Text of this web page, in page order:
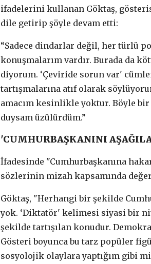
ifadelerini kullanan Göktaş,
dile getirip şöyle devam etti:
“Sadece dindarlar değil, her türlü
konuşmalarım vardır. Burada da
diyorum. ‘Çeviride sorun var'
tartışmalarına atıf olarak
amacım kesinlikle yoktur. Böyle
duysam üzülürdüm.”
'CUMHURBAŞKANINI
İfadesinde "Cumhurbaşkanına
sözlerinin mizah kapsamında
Göktaş, "Herhangi bir şekilde
yok. ‘Diktatör' kelimesi siyasi bir
şekilde tartışılan konudur.
Gösteri boyunca bu tarz popüler
sosyolojik olaylara yaptığım gibi